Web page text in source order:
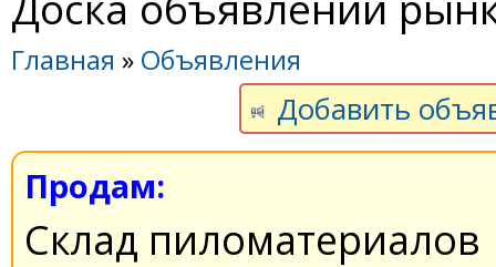
Главная » Объявления
Добавить
Продам:
Склад пиломатериалов